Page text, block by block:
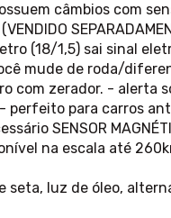
câmbios com
(18/1,5) sai sinal
mude de roda/
com zerador. - alerta
perfeito para carros
SENSOR
na escala até
seta, luz de óleo,